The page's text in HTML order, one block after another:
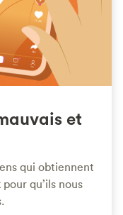
et
qui obtiennent
qu’ils nous